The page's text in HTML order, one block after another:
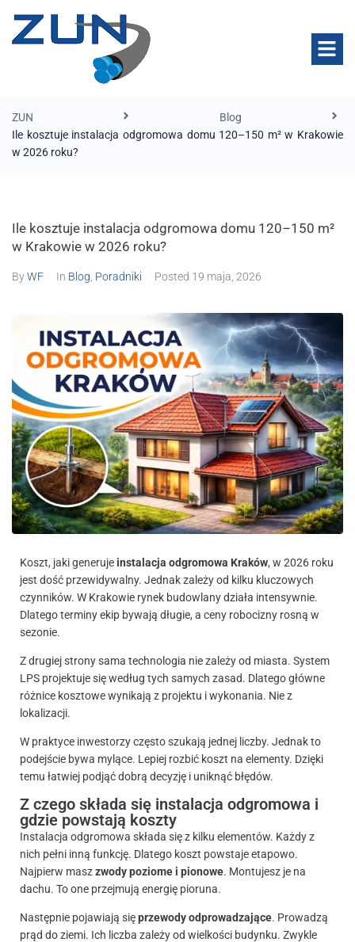
ZUN
Blog
Ile kosztuje instalacja odgromowa domu 120–150 m² w Krakowie
w 2026 roku?
Ile kosztuje instalacja odgromowa domu 120–150 m²
w Krakowie w 2026 roku?
ByWF In Blog Poradniki Posted 19 maja, 2026
Koszt, jaki generujeinstalacja odgromowa Kraków, w 2026 roku
jest dość przewidywalny. Jednak zależy od kilku kluczowych
czynników. W Krakowie rynek budowlany działa intensywnie.
Dlatego terminy ekip bywają długie, a ceny robocizny rosną w
sezonie.
Z drugiej strony sama technologia nie zależy od miasta. System
LPS projektuje się według tych samych zasad. Dlatego główne
różnice kosztowe wynikają z projektu i wykonania. Nie z
lokalizacji.
W praktyce inwestorzy często szukają jednej liczby. Jednak to
podejście bywa mylące. Lepiej rozbić koszt na elementy. Dzięki
temu łatwiej podjąć dobrą decyzję i uniknąć błędów.
Z czego składa się instalacja odgromowa i
gdzie powstają koszty
Instalacja odgromowa składa się z kilku elementów. Każdy z
nich pełni inną funkcję. Dlatego koszt powstaje etapowo.
Najpierw maszzwody poziome i pionowe. Montujesz je na
dachu. To one przejmują energię pioruna.
Następnie pojawiają sięprzewody odprowadzające. Prowadzą
prąd do ziemi. Ich liczba zależy od wielkości budynku. Zwykle